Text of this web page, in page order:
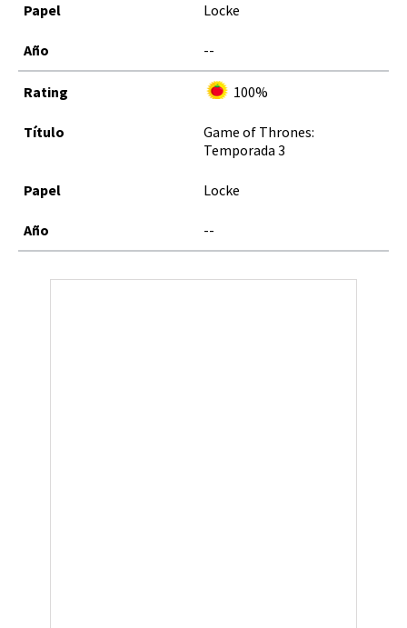
Locke
--
100%
Game of Thrones:
Temporada 3
Locke
--